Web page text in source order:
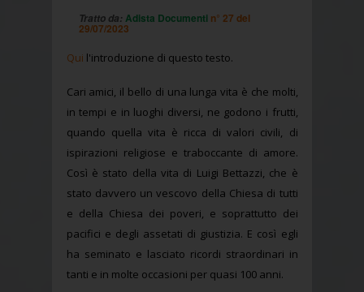
Tratto da: Adista Documentin° 27 del
29/07/2023
Qui l'introduzione di questo testo.
Cari amici, il bello di una lunga vita è che molti,
in tempi e in luoghi diversi, ne godono i frutti,
quando quella vita è ricca di valori civili, di
ispirazioni religiose e traboccante di amore.
Così è stato della vita di Luigi Bettazzi, che è
stato davvero un vescovo della Chiesa di tutti
e della Chiesa dei poveri, e soprattutto dei
pacifici e degli assetati di giustizia. E così egli
ha seminato e lasciato ricordi straordinari in
tanti e in molte occasioni per quasi 100 anni.